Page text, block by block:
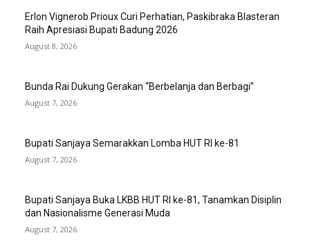
Erlon Vignerob Prioux Curi Perhatian, Paskibraka Blasteran
Raih Apresiasi Bupati Badung 2026
August 8, 2026
Bunda Rai Dukung Gerakan “Berbelanja dan Berbagi”
August 7, 2026
Bupati Sanjaya Semarakkan Lomba HUT RI ke-81
August 7, 2026
Bupati Sanjaya Buka LKBB HUT RI ke-81, Tanamkan Disiplin
dan Nasionalisme Generasi Muda
August 7, 2026